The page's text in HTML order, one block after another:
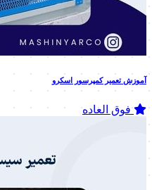
آموزش تعمیر کمپرسور اسکرو
فوق العاده